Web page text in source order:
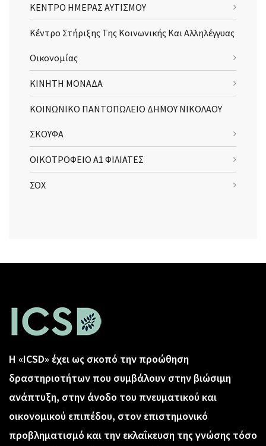
ΚΕΝΤΡΟ ΗΜΕΡΑΣ ΑΥΤΙΣΜΟΥ
Κέντρο Στήριξης Της Κοινωνικής Και Αλληλέγγυας
Οικονομίας
ΚΙΝΗΤΗ ΜΟΝΑΔΑ
ΚΟΙΝΩΝΙΚΟ ΠΑΝΤΟΠΩΛΕΙΟ ΔΗΜΟΥ ΝΙΚΟΛΑΟΥ
ΣΚΟΥΦΑ
ΟΙΚΟΤΡΟΦΕΙΟ Α1 ΦΙΛΙΑΤΕΣ
ΣΟΧ
Η «ICSD» έχει ως σκοπό την προώθηση
δραστηριοτήτων που συμβάλουν στην βιώσιμη
ανάπτυξη, στην άνοδο του πνευματικού και
οικονομικού επιπέδου, στον επιστημονικό
προβληματισμό και την εκλαΐκευση της γνώσης τόσο